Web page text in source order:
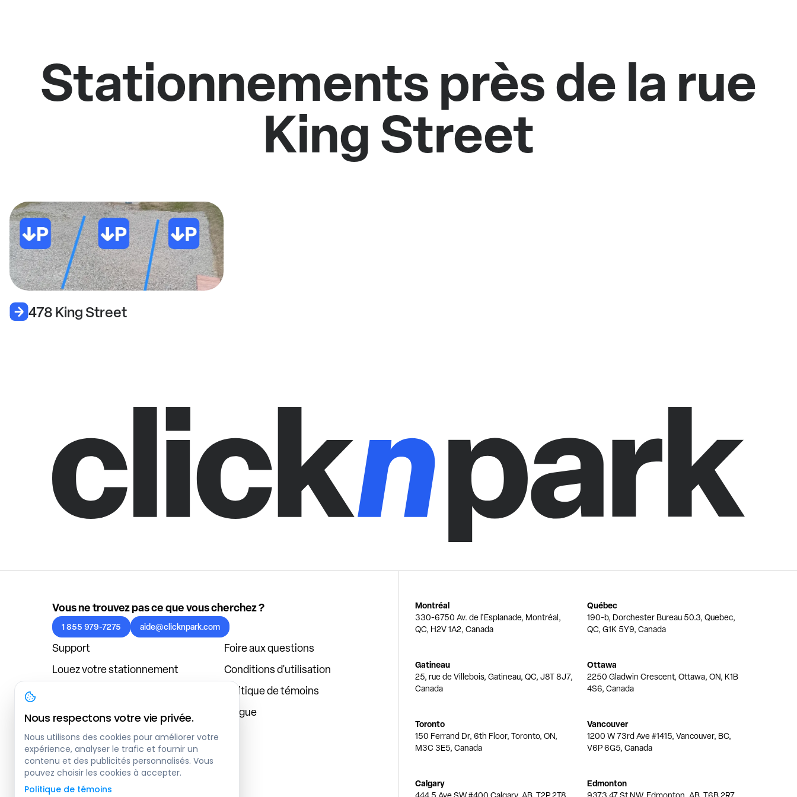
Stationnements près de la rue
King Street
478 King Street
Vous ne trouvez pas ce que vous cherchez ?
1 855 979-7275 aide@clicknpark.com
Support
Foire aux questions
Louez votre stationnement
Conditions d'utilisation
Politique de témoins
À propos
Blogue
Connexion au tableau de bord
Montréal
330-6750 Av. de l'Esplanade, Montréal,
QC, H2V 1A2, Canada
Québec
190-b, Dorchester Bureau 50.3, Quebec,
QC, G1K 5Y9, Canada
Gatineau
25, rue de Villebois, Gatineau, QC, J8T 8J7,
Canada
Ottawa
2250 Gladwin Crescent, Ottawa, ON, K1B
4S6, Canada
Toronto
150 Ferrand Dr, 6th Floor, Toronto, ON,
M3C 3E5, Canada
Vancouver
1200 W 73rd Ave #1415, Vancouver, BC,
V6P 6G5, Canada
Calgary Edmonton
Nous respectons votre vie privée.
Nous utilisons des cookies pour améliorer votre
expérience, analyser le trafic et fournir un
contenu et des publicités personnalisés. Vous
pouvez choisir les cookies à accepter.
Politique de témoins